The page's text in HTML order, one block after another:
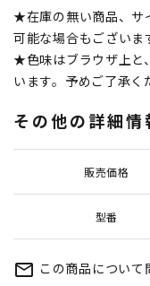
★在庫の無い商品、サ
可能な場合もございま
★色味はブラウザ上と
います。予めご了承く
その他の詳細情
販売価格
型番
mail_outline この商品について